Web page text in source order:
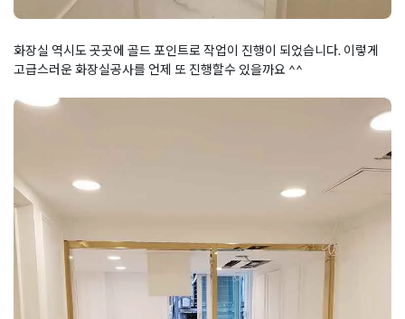
화장실 역시도 곳곳에 골드 포인트로 작업이 진행이 되었습니다. 이렇게
고급스러운 화장실공사를 언제 또 진행할수 있을까요 ^^